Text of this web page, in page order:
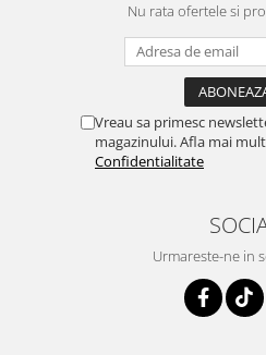
Nu rata ofertele si
Vreau sa primesc
magazinului. Afla mai
Confidentialitate
Urmareste-ne in